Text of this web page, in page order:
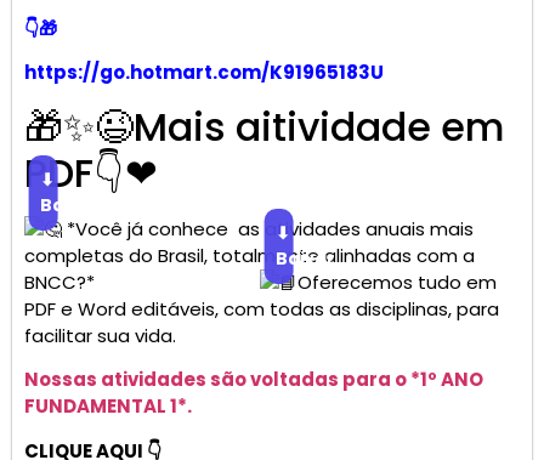
👇🎁
https://go.hotmart.com/K91965183U
🎁✨😉Mais aitividade em
PDF👇❤
⬇
Baixar
*Você já conhece as atividades anuais mais
completas do Brasil, totalmente alinhadas com a
BNCC?*
⬇
Baixar
Oferecemos tudo em
PDF e Word editáveis, com todas as disciplinas, para
facilitar sua vida.
Nossas atividades são voltadas para o *1º ANO
FUNDAMENTAL 1*.
CLIQUE AQUI 👇